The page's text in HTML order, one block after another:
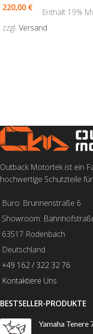
220,00 €
Enthält 19%
zzgl. Versand
Outback Motortek ist ein
hochwertige Schutzteile
Büro: Brunnenstraße 6
Showroom:
63517 Rodenbach
Deutschland
+49 162 / 322 32 76
Kontaktiere Uns
BESTSELLER-PRODUKTE
Yamaha Tenere